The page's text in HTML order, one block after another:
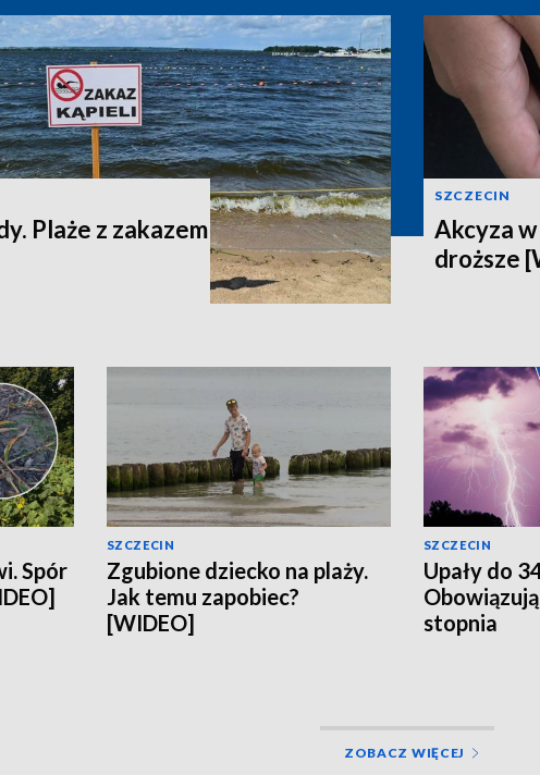
Plaże z zakazem
SZCZECIN
Akcyza
droższe
Spór
SZCZECIN
Zgubione dziecko na plaży.
Jak temu zapobiec?
[WIDEO]
SZCZECIN
Upały do
stopnia
ZOBACZ WIĘCEJ